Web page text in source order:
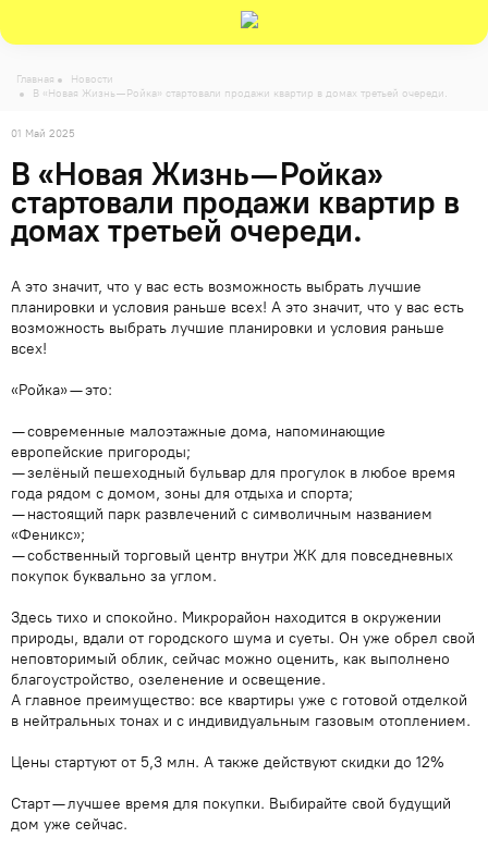
Главная
Новости
В «Новая Жизнь — Ройка» стартовали продажи квартир в домах третьей очереди.
01 Май 2025
В «Новая Жизнь — Ройка»
стартовали продажи квартир в
домах третьей очереди.
А это значит, что у вас есть возможность выбрать лучшие
планировки и условия раньше всех! А это значит, что у вас есть
возможность выбрать лучшие планировки и условия раньше
всех!
«Ройка» — это:
— современные малоэтажные дома, напоминающие
европейские пригороды;
— зелёный пешеходный бульвар для прогулок в любое время
года рядом с домом, зоны для отдыха и спорта;
— настоящий парк развлечений с символичным названием
«Феникс»;
— собственный торговый центр внутри ЖК для повседневных
покупок буквально за углом.
Здесь тихо и спокойно. Микрорайон находится в окружении
природы, вдали от городского шума и суеты. Он уже обрел свой
неповторимый облик, сейчас можно оценить, как выполнено
благоустройство, озеленение и освещение.
А главное преимущество: все квартиры уже с готовой отделкой
в нейтральных тонах и с индивидуальным газовым отоплением.
Цены стартуют от 5,3 млн. А также действуют скидки до 12%
Старт — лучшее время для покупки. Выбирайте свой будущий
дом уже сейчас.